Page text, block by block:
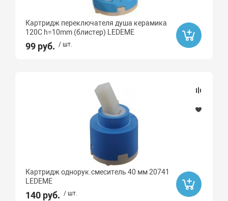
Картридж переключателя душа керамика
120C h=10mm (блистер) LEDEME
99 руб. / шт.
Картридж однорук.смеситель 40 мм 20741
LEDEME
140 руб. / шт.